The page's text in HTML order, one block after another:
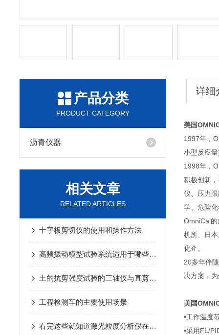
产品分类
PRODUCT CATEGORY
沥青仪器
相关文章
RELATED ARTICLES
十字板剪切仪的使用和操作方法
高频振动模型试验系统适用于哪些实验对象？
土的抗剪强度试验的三轴仪与直剪仪的比较
工程检测车的主要使用场景
看完这些就知道激光粒度分析仪在煤粉粒度中的应用
详细
美国
1997年，
小型反应
1998年，
积极创新
仪、压力
学、危险
OmniCal
机所、日
化企。
20多年伴
决方案，
美国
•工作温度
•采用FL/